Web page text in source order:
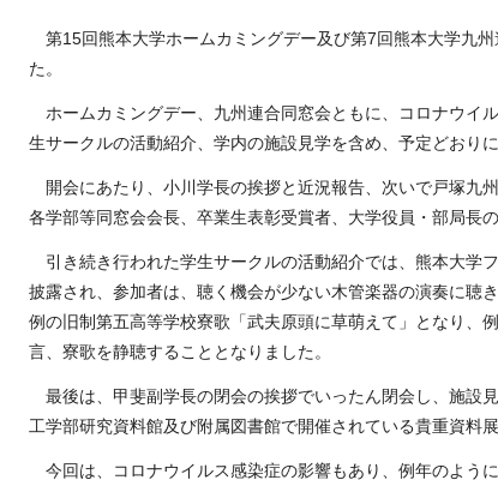
第15回熊本大学ホームカミングデー及び第7回熊本大学九
た。
ホームカミングデー、九州連合同窓会ともに、コロナウイ
生サークルの活動紹介、学内の施設見学を含め、予定どおり
開会にあたり、小川学長の挨拶と近況報告、次いで戸塚九
各学部等同窓会会長、卒業生表彰受賞者、大学役員・部局長
引き続き行われた学生サークルの活動紹介では、熊本大学
披露され、参加者は、聴く機会が少ない木管楽器の演奏に聴
例の旧制第五高等学校寮歌「武夫原頭に草萌えて」となり、
言、寮歌を静聴することとなりました。
最後は、甲斐副学長の閉会の挨拶でいったん閉会し、施設
工学部研究資料館及び附属図書館で開催されている貴重資料
今回は、コロナウイルス感染症の影響もあり、例年のよう